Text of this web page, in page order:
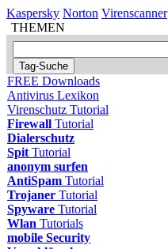
Kaspersky Norton Virenscanner
THEMEN
FREE Downloads
Antivirus Lexikon
Virenschutz Tutorial
Firewall Tutorial
Dialerschutz
Spit Tutorial
anonym surfen
AntiSpam Tutorial
Trojaner Tutorial
Spyware Tutorial
Wlan Tutorials
mobile Security